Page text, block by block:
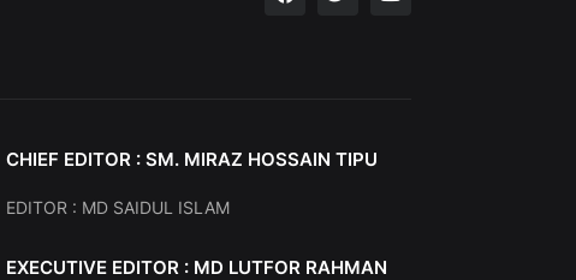
CHIEF EDITOR : SM. MIRAZ HOSSAIN TIPU
EDITOR : MD SAIDUL ISLAM
EXECUTIVE EDITOR : MD LUTFOR RAHMAN